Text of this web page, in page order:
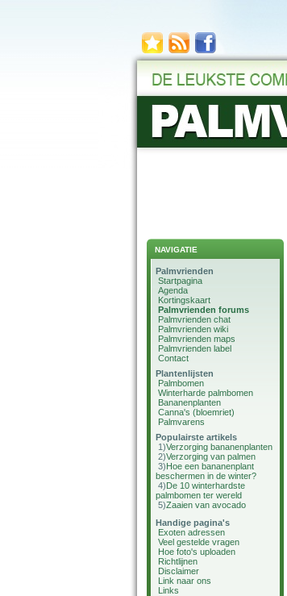
NAVIGATIE
Palmvrienden
Startpagina
Agenda
Kortingskaart
Palmvrienden forums
Palmvrienden chat
Palmvrienden wiki
Palmvrienden maps
Palmvrienden label
Contact
Plantenlijsten
Palmbomen
Winterharde palmbomen
Bananenplanten
Canna's (bloemriet)
Palmvarens
Populairste artikels
1)Verzorging bananenplanten
2)Verzorging van palmen
3)Hoe een bananenplant
beschermen in de winter?
4)De 10 winterhardste
palmbomen ter wereld
5)Zaaien van avocado
Handige pagina's
Exoten adressen
Veel gestelde vragen
Hoe foto's uploaden
Richtlijnen
Disclaimer
Link naar ons
Links